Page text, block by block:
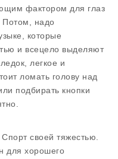
фактором для глаз
Потом, надо
которые
и всецело выделяют
легкое и
ломать голову над
подбирать кнопки
своей тяжестью.
для хорошего